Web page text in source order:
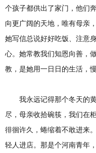
个孩子都供出了家门，他们
向更广阔的天地，唯有母亲
她写信总说好好吃饭、注意
心。她常教我们知恩向善，
教，是她用一日日的生活，
我永远记得那个冬天的
尽，母亲收拾碗筷，我们在
徘徊许久，蜷缩着不敢进来
轻人进店。那是个河南青年